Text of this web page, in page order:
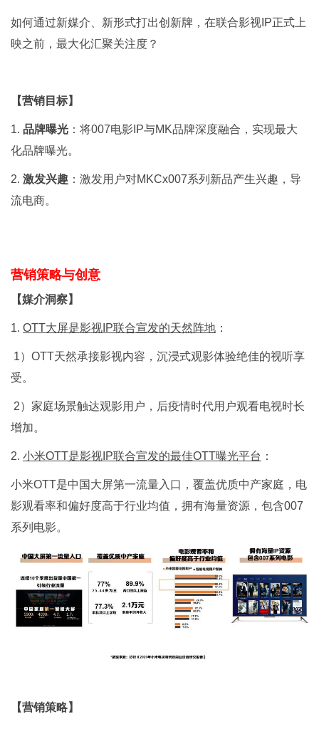
如何通过新媒介、新形式打出创新牌，在联合影视IP正式上
映之前，最大化汇聚关注度？
【营销目标】
1. 品牌曝光 ：将007电影IP与MK品牌深度融合，实现最大
化品牌曝光。
2. 激发兴趣 ：激发用户对MKCx007系列新品产生兴趣，导
流电商。
营销策略与创意
【媒介洞察】
1. OTT大屏是影视IP联合宣发的天然阵地 ：
1）OTT天然承接影视内容，沉浸式观影体验绝佳的视听享
受。
2）家庭场景触达观影用户，后疫情时代用户观看电视时长
增加。
2. 小米OTT是影视IP联合宣发的最佳OTT曝光平台 ：
小米OTT是中国大屏第一流量入口，覆盖优质中产家庭，电
影观看率和偏好度高于行业均值，拥有海量资源，包含007
系列电影。
【营销策略】